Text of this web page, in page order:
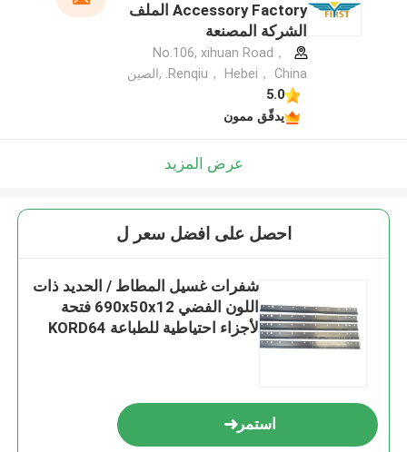
Accessory Factory الملف
الشركة المصنعة
No.106, xihuan Road，
Renqiu， Hebei， China. ,الصين
5.0
يدقّق ممون
عرض المزيد
احصل على افضل سعر ل
شفرات غسيل المطاط / الحديد ذات
اللون الفضي 690x50x12 فتحة
لأجزاء احتياطية للطباعة KORD64
استمر